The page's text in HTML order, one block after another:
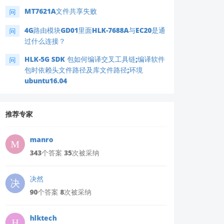
问 MT7621A文件共享失败
问
4G路由模块GD01里面HLK-7688A与EC20是通
过什么连接？
问
HLK-5G SDK 包如何编译交叉工具链;编译软件
包时依赖头文件路径及库文件路径;环境
ubuntu16.04
推荐专家
manro
343个答案 35次被采纳
决然
90个答案 8次被采纳
hlktech